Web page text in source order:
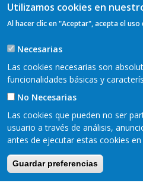
Pie
Utilizamos cookies en
Al hacer clic en "Aceptar", acepta el uso
Necesarias
Las cookies necesarias son
funcionalidades básicas y
No Necesarias
Las cookies que pueden no ser
usuario a través de análisis,
antes de ejecutar estas cookies
Guardar preferencias